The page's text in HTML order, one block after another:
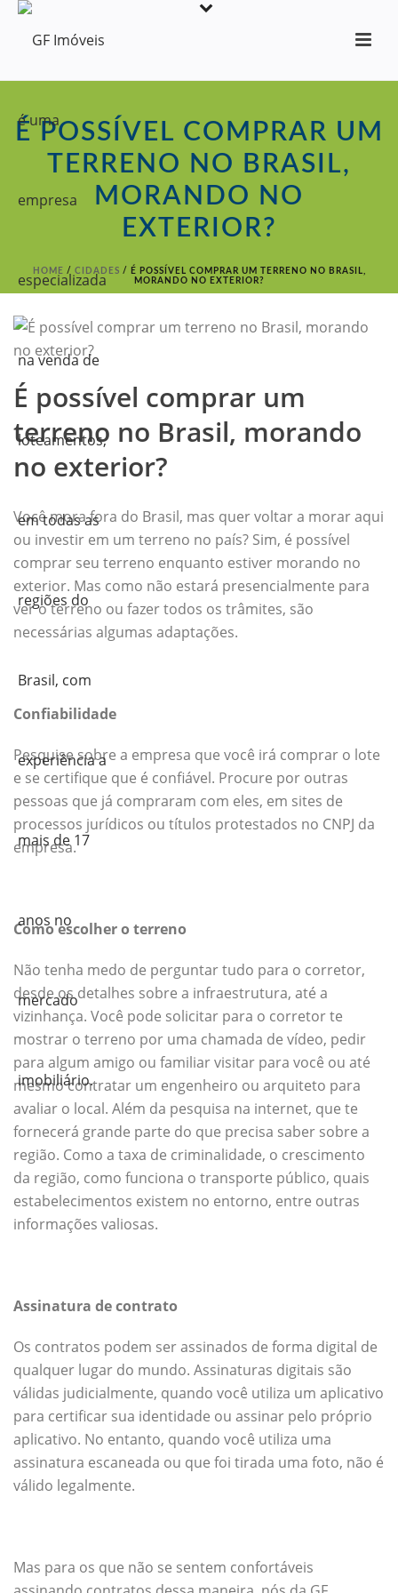
É POSSÍVEL COMPRAR UM
TERRENO NO BRASIL,
MORANDO NO
EXTERIOR?
HOME / CIDADES / É POSSÍVEL COMPRAR UM TERRENO NO BRASIL,
MORANDO NO EXTERIOR?
É possível comprar um
terreno no Brasil, morando
no exterior?
Você mora fora do Brasil, mas quer voltar a morar aqui
ou investir em um terreno no país? Sim, é possível
comprar seu terreno enquanto estiver morando no
exterior. Mas como não estará presencialmente para
ver o terreno ou fazer todos os trâmites, são
necessárias algumas adaptações.
Confiabilidade
Pesquise sobre a empresa que você irá comprar o lote
e se certifique que é confiável. Procure por outras
pessoas que já compraram com eles, em sites de
processos jurídicos ou títulos protestados no CNPJ da
empresa.
Como escolher o terreno
Não tenha medo de perguntar tudo para o corretor,
desde os detalhes sobre a infraestrutura, até a
vizinhança. Você pode solicitar para o corretor te
mostrar o terreno por uma chamada de vídeo, pedir
para algum amigo ou familiar visitar para você ou até
mesmo contratar um engenheiro ou arquiteto para
avaliar o local. Além da pesquisa na internet, que te
fornecerá grande parte do que precisa saber sobre a
região. Como a taxa de criminalidade, o crescimento
da região, como funciona o transporte público, quais
estabelecimentos existem no entorno, entre outras
informações valiosas.
Assinatura de contrato
Os contratos podem ser assinados de forma digital de
qualquer lugar do mundo. Assinaturas digitais são
válidas judicialmente, quando você utiliza um aplicativo
para certificar sua identidade ou assinar pelo próprio
aplicativo. No entanto, quando você utiliza uma
assinatura escaneada ou que foi tirada uma foto, não é
válido legalmente.
Mas para os que não se sentem confortáveis